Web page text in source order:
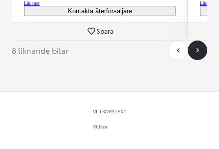
Läs mer
Kontakta återförsäljare
Spara
Läs mer
8 liknande bilar
VILLKORSTEXT
Villkor